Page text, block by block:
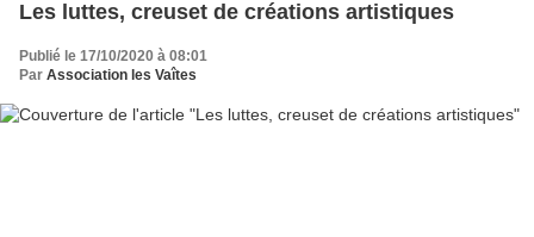
Les luttes, creuset de créations artistiques
Publié le 17/10/2020 à 08:01
Par Association les Vaîtes